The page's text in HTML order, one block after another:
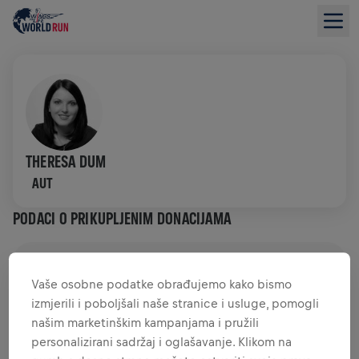
THERESA DUM
AUT
PODACI O PRIKUPLJENIM DONACIJAMA
DONACIJE DONIRAJ
Pruži svoj doprinos donacijom! 100% iznosa tvoje
donacije bit će utrošeno na istraživanja ozljeda leđne
Vaše osobne podatke obrađujemo kako bismo
izmjerili i poboljšali naše stranice i usluge, pomogli
našim marketinškim kampanjama i pružili
personalizirani sadržaj i oglašavanje. Klikom na